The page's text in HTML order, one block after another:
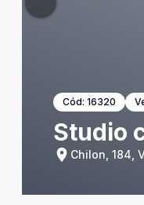
Cód: 16320
Studio
Chilon, 184,